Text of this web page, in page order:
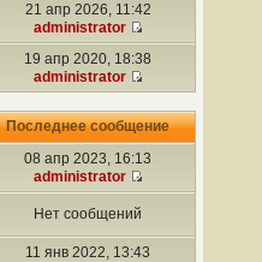
21 апр 2026, 11:42
administrator
19 апр 2020, 18:38
administrator
Последнее сообщение
08 апр 2023, 16:13
administrator
Нет сообщений
11 янв 2022, 13:43